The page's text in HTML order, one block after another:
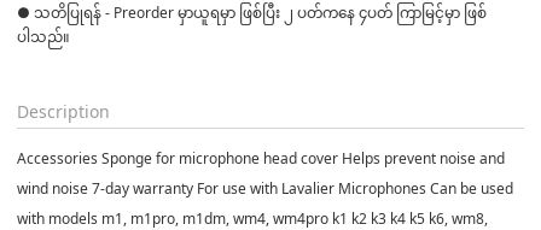
● သတိပြုရန် - Preorder မှာယူရမှာ ဖြစ်ပြီး ၂ ပတ်ကနေ ၄ပတ် ကြာမြင့်မှာ ဖြစ်
ပါသည်။
Description
Accessories Sponge for microphone head cover Helps prevent noise and
wind noise 7-day warranty For use with Lavalier Microphones Can be used
with models m1, m1pro, m1dm, wm4, wm4pro k1 k2 k3 k4 k5 k6, wm8,